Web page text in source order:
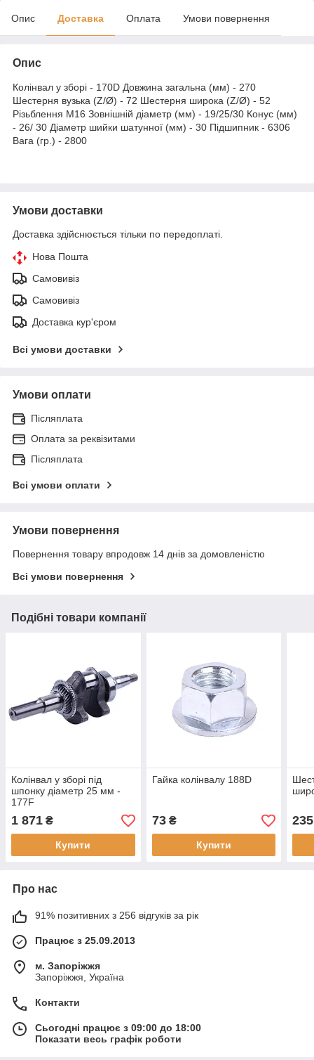
Опис Доставка Оплата Умови повернення
Опис
Колінвал у зборі - 170D Довжина загальна (мм) - 270
Шестерня вузька (Z/Ø) - 72 Шестерня широка (Z/Ø) - 52
Різьблення М16 Зовнішній діаметр (мм) - 19/25/30 Конус (мм)
- 26/ 30 Діаметр шийки шатунної (мм) - 30 Підшипник - 6306
Вага (гр.) - 2800
Умови доставки
Доставка здійснюється тільки по передоплаті.
Нова Пошта
Самовивіз
Самовивіз
Доставка кур'єром
Всі умови доставки
Умови оплати
Післяплата
Оплата за реквізитами
Післяплата
Всі умови оплати
Умови повернення
Повернення товару впродовж 14 днів за домовленістю
Всі умови повернення
Подібні товари компанії
Колінвал у зборі під
шпонку діаметр 25 мм -
177F
1 871 ₴
Купити
Гайка колінвалу 188D
73₴
Купити
235
Про нас
91% позитивних з 256 відгуків за рік
Працює з 25.09.2013
м. Запоріжжя
Запоріжжя, Україна
Контакти
Сьогодні працює з 09:00 до 18:00
Показати весь графік роботи